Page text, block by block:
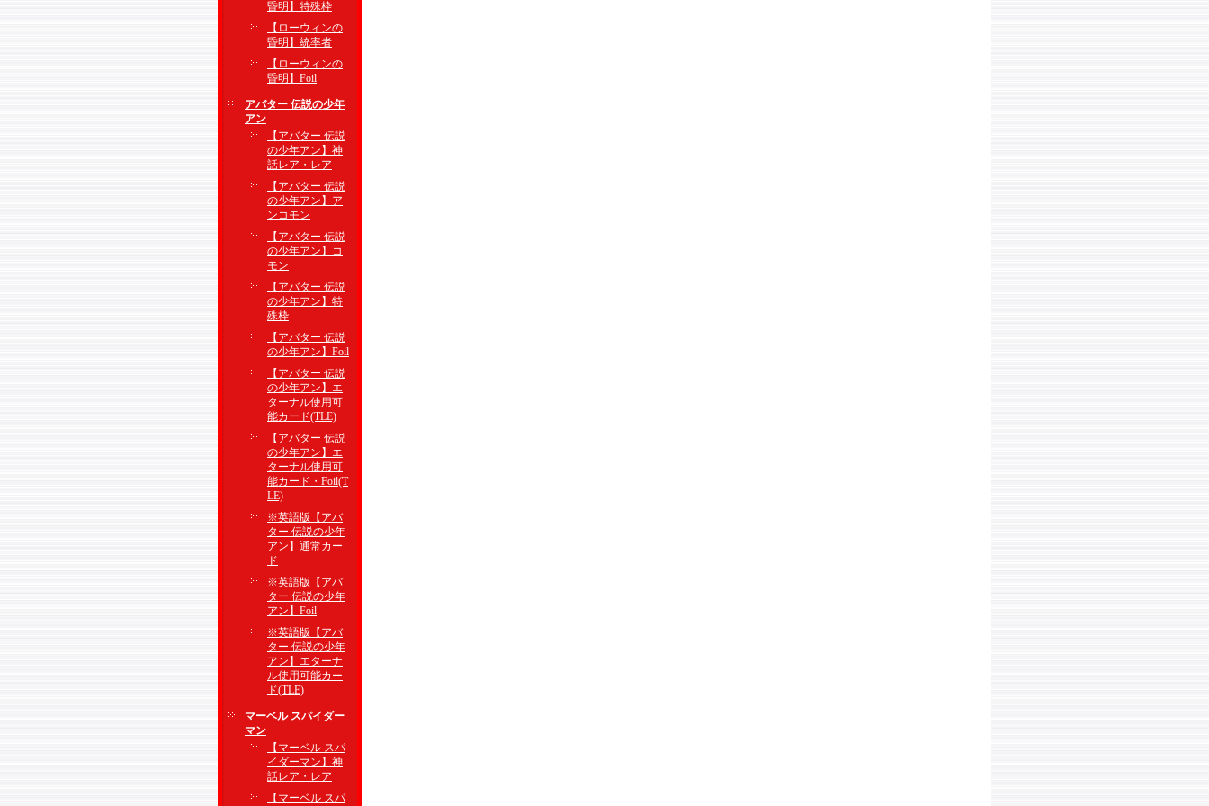
昏明】特殊枠
【ローウィンの
昏明】統率者
【ローウィンの
昏明】Foil
アバター 伝説の少年
アン
【アバター 伝説
の少年アン】神
話レア・レア
【アバター 伝説
の少年アン】ア
ンコモン
【アバター 伝説
の少年アン】コ
モン
【アバター 伝説
の少年アン】特
殊枠
【アバター 伝説
の少年アン】Foil
【アバター 伝説
の少年アン】エ
ターナル使用可
能カード(TLE)
【アバター 伝説
の少年アン】エ
ターナル使用可
能カード・Foil(T
LE)
※英語版【アバ
ター 伝説の少年
アン】通常カー
ド
※英語版【アバ
ター 伝説の少年
アン】Foil
※英語版【アバ
ター 伝説の少年
アン】エターナ
ル使用可能カー
ド(TLE)
マーベル スパイダー
マン
【マーベル スパ
イダーマン】神
話レア・レア
【マーベル スパ